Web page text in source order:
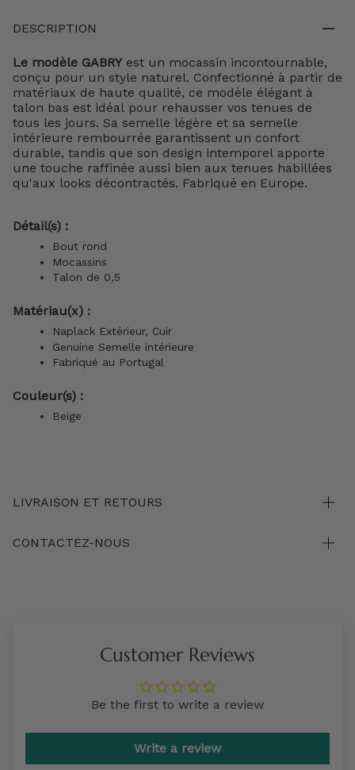
DESCRIPTION
Le modèle GABRYest un mocassin incontournable,
conçu pour un style naturel. Confectionné à partir de
matériaux de haute qualité, ce modèle élégant à
talon bas est idéal pour rehausser vos tenues de
tous les jours. Sa semelle légère et sa semelle
intérieure rembourrée garantissent un confort
durable, tandis que son design intemporel apporte
une touche raffinée aussi bien aux tenues habillées
qu'aux looks décontractés. Fabriqué en Europe.
Détail(s) :
Bout rond
Mocassins
Talon de 0,5
Matériau(x) :
Naplack Extérieur, Cuir
Genuine Semelle intérieure
Fabriqué au Portugal
Couleur(s) :
Beige
LIVRAISON ET RETOURS
CONTACTEZ-NOUS
Customer Reviews
Be the first to write a review
Write a review